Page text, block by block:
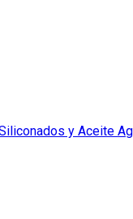
y Aceite